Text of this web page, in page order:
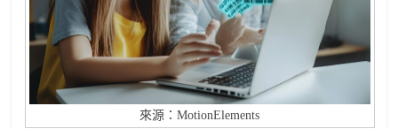
來源：MotionElements